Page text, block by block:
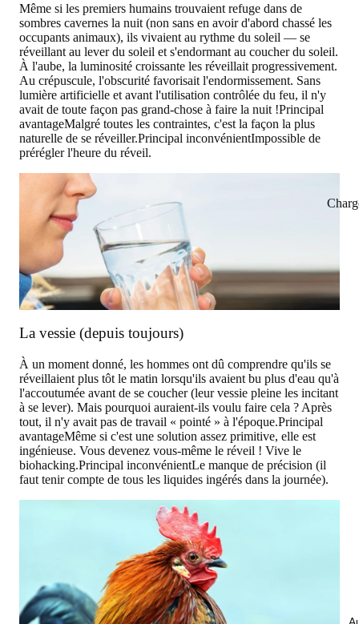
Même si les premiers humains trouvaient refuge dans de
sombres cavernes la nuit (non sans en avoir d'abord chassé les
occupants animaux), ils vivaient au rythme du soleil — se
réveillant au lever du soleil et s'endormant au coucher du soleil.
À l'aube, la luminosité croissante les réveillait progressivement.
Au crépuscule, l'obscurité favorisait l'endormissement. Sans
lumière artificielle et avant l'utilisation contrôlée du feu, il n'y
avait de toute façon pas grand-chose à faire la nuit !Principal
avantageMalgré toutes les contraintes, c'est la façon la plus
naturelle de se réveiller.Principal inconvénientImpossible de
prérégler l'heure du réveil.
La vessie (depuis toujours)
À un moment donné, les hommes ont dû comprendre qu'ils se
réveillaient plus tôt le matin lorsqu'ils avaient bu plus d'eau qu'à
l'accoutumée avant de se coucher (leur vessie pleine les incitant
à se lever). Mais pourquoi auraient-ils voulu faire cela ? Après
tout, il n'y avait pas de travail « pointé » à l'époque.Principal
avantageMême si c'est une solution assez primitive, elle est
ingénieuse. Vous devenez vous-même le réveil ! Vive le
biohacking.Principal inconvénientLe manque de précision (il
faut tenir compte de tous les liquides ingérés dans la journée).